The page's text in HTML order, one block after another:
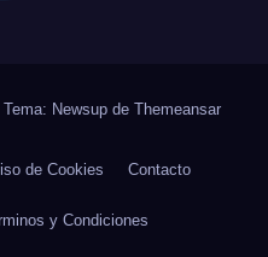
Tema: Newsup de Themeansar
de Cookies Contacto
y Condiciones